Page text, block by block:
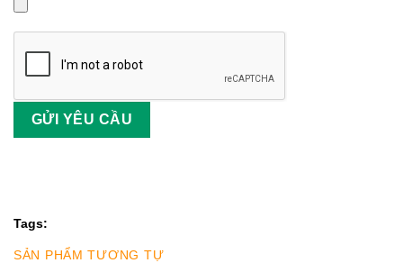
Tags:
SẢN PHẨM TƯƠNG TỰ